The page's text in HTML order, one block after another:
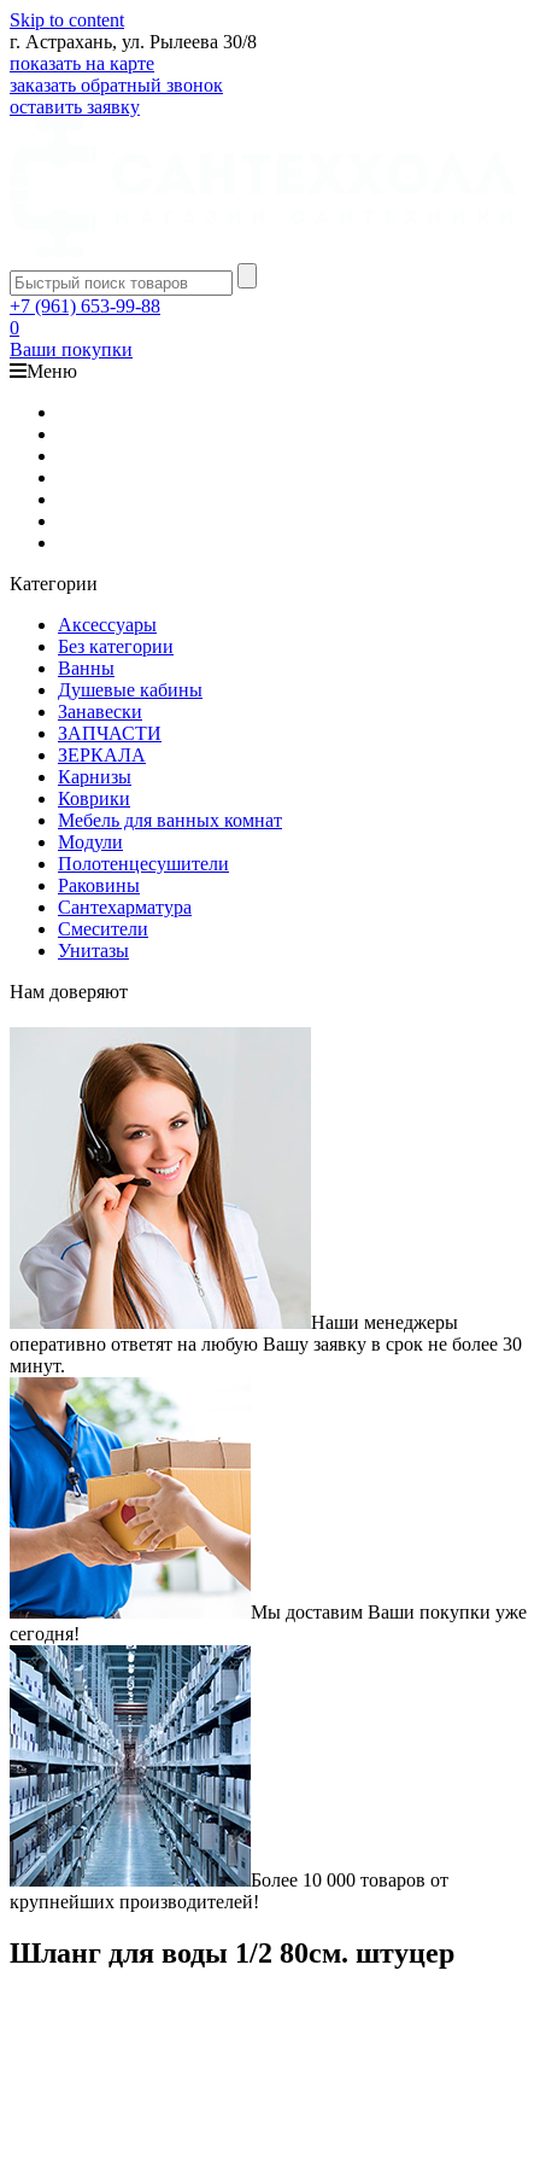
Skip to content
г. Астрахань, ул. Рылеева 30/8
показать на карте
заказать обратный звонок
оставить заявку
+7 (961) 653-99-88
0
Ваши покупки
Меню
Категории
Аксессуары
Без категории
Ванны
Душевые кабины
Занавески
ЗАПЧАСТИ
ЗЕРКАЛА
Карнизы
Коврики
Мебель для ванных комнат
Модули
Полотенцесушители
Раковины
Сантехарматура
Смесители
Унитазы
Нам доверяют
Наши менеджеры
оперативно ответят на любую Вашу заявку в срок не более 30
минут.
Мы доставим Ваши покупки уже
сегодня!
Более 10 000 товаров от
крупнейших производителей!
Шланг для воды 1/2 80см. штуцер